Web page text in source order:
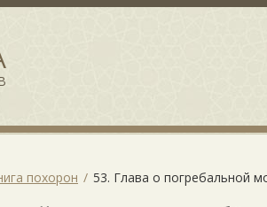
похорон 53. Глава о погребальной